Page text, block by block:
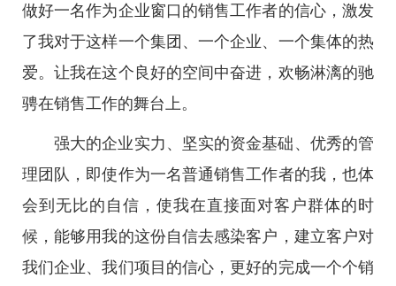
做好一名作为企业窗口的销售工作者的信心，激发
了我对于这样一个集团、一个企业、一个集体的热
爱。让我在这个良好的空间中奋进，欢畅淋漓的驰
骋在销售工作的舞台上。
强大的企业实力、坚实的资金基础、优秀的管
理团队，即使作为一名普通销售工作者的我，也体
会到无比的自信，使我在直接面对客户群体的时
候，能够用我的这份自信去感染客户，建立客户对
我们企业、我们项目的信心，更好的完成一个个销